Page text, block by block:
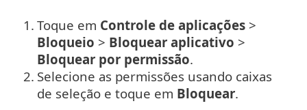
1. Toque em Controle de aplicações >
Bloqueio > Bloquear aplicativo >
Bloquear por permissão.
2. Selecione as permissões usando caixas
de seleção e toque em Bloquear.